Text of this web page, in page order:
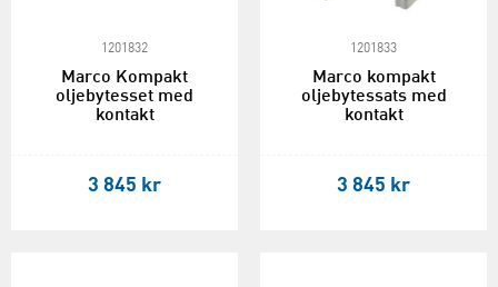
1201832
Marco Kompakt
oljebytesset med
kontakt
3 845 kr
1201833
Marco kompakt
oljebytessats med
kontakt
3 845 kr